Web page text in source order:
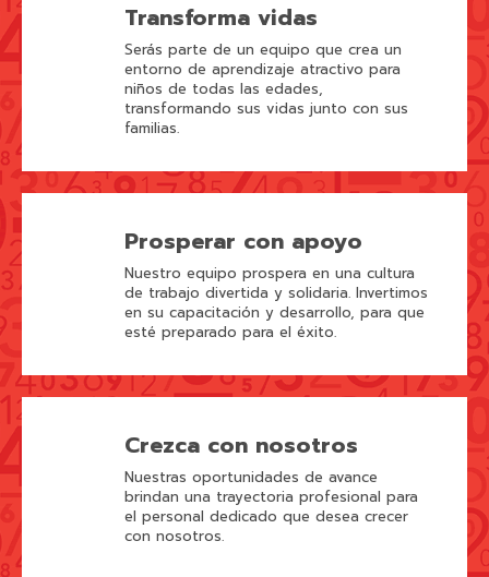
Transforma vidas
Serás parte de un equipo que crea un
entorno de aprendizaje atractivo para
niños de todas las edades,
transformando sus vidas junto con sus
familias.
Prosperar con apoyo
Nuestro equipo prospera en una cultura
de trabajo divertida y solidaria. Invertimos
en su capacitación y desarrollo, para que
esté preparado para el éxito.
Crezca con nosotros
Nuestras oportunidades de avance
brindan una trayectoria profesional para
el personal dedicado que desea crecer
con nosotros.